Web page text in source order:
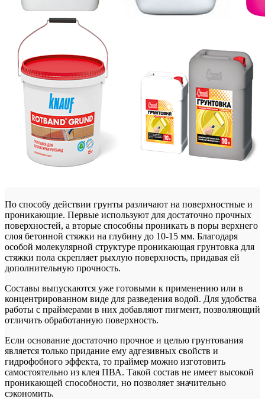
По способу действии грунты различают на поверхностные и
проникающие. Первые используют для достаточно прочных
поверхностей, а вторые способны проникать в поры верхнего
слоя бетонной стяжки на глубину до 10-15 мм. Благодаря
особой молекулярной структуре проникающая грунтовка для
стяжки пола скрепляет рыхлую поверхность, придавая ей
дополнительную прочность.
Составы выпускаются уже готовыми к применению или в
концентрированном виде для разведения водой. Для удобства
работы с праймерами в них добавляют пигмент, позволяющий
отличить обработанную поверхность.
Если основание достаточно прочное и целью грунтования
является только придание ему адгезивных свойств и
гидрофобного эффекта, то праймер можно изготовить
самостоятельно из клея ПВА. Такой состав не имеет высокой
проникающей способности, но позволяет значительно
сэкономить.